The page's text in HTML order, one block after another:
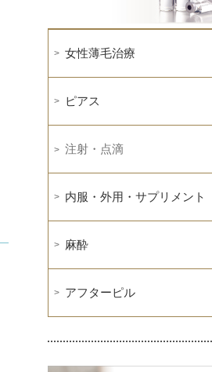
女性薄毛治療
ピアス
注射・点滴
内服・外用・サプリメント
麻酔
アフターピル